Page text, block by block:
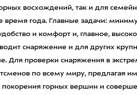
восхождений, так и для
время года. Главные задачи:
и комфорт и, главное,
снаряжение и для других
Для проверки снаряжения в
по всему миру, предлагая
горных вершин и